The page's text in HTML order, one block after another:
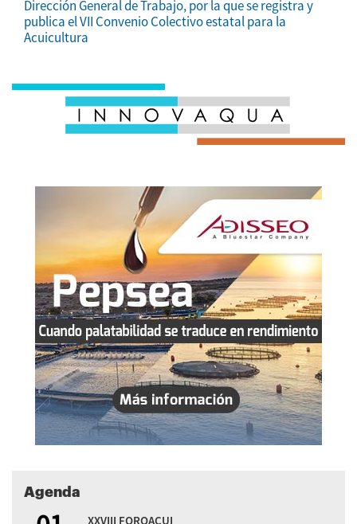
Dirección General de Trabajo, por la que se registra y
publica el VII Convenio Colectivo estatal para la
Acuicultura
Agenda
XXVIII FOROACUI